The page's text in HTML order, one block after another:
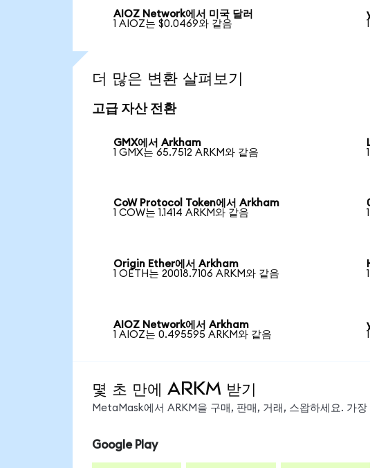
AIOZ Network에서 미국 달러
1 AIOZ는 $0.0469와 같음
더 많은 변환 살펴보기
고급 자산 전환
GMX에서 Arkham
1 GMX는 65.7512 ARKM와 같음
CoW Protocol Token에서 Arkham
1 COW는 1.1414 ARKM와 같음
Origin Ether에서 Arkham
1 OETH는 20018.7106 ARKM와 같음
AIOZ Network에서 Arkham
1 AIOZ는 0.495595 ARKM와 같음
몇 초 만에 ARKM 받기
MetaMask에서 ARKM을 구매, 판매, 거래, 스왑하세요. 가
Google Play